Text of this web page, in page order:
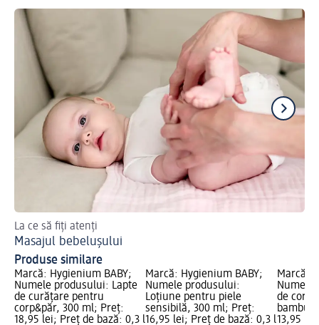
La ce să fiți atenți
Masajul bebelușului
Produse similare
Marcă: Hygienium BABY;
Numele produsului: Lapte
de curățare pentru
corp&păr, 300 ml; Preț:
18,95 lei; Preț de bază: 0,3 l
Marcă: Hygienium BABY;
Numele produsului:
Loțiune pentru piele
sensibilă, 300 ml; Preț:
16,95 lei; Preț de bază: 0,3 l
Marcă:
Numele
de
13,95